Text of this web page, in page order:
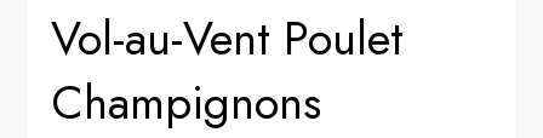
Vol-au-Vent Poulet
Champignons